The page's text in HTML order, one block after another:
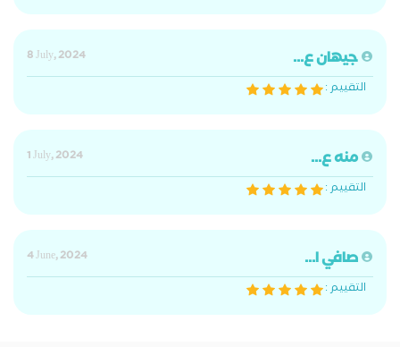
جيهان ع...
8 July, 2024
التقييم :
منه ع...
1 July, 2024
التقييم :
صافي ا...
4 June, 2024
التقييم :